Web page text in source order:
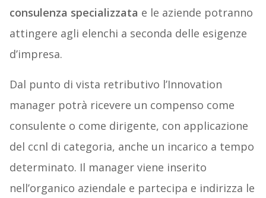
consulenza specializzata e le aziende potranno
attingere agli elenchi a seconda delle esigenze
d’impresa.
Dal punto di vista retributivo l’Innovation
manager potrà ricevere un compenso come
consulente o come dirigente, con applicazione
del ccnl di categoria, anche un incarico a tempo
determinato. Il manager viene inserito
nell’organico aziendale e partecipa e indirizza le